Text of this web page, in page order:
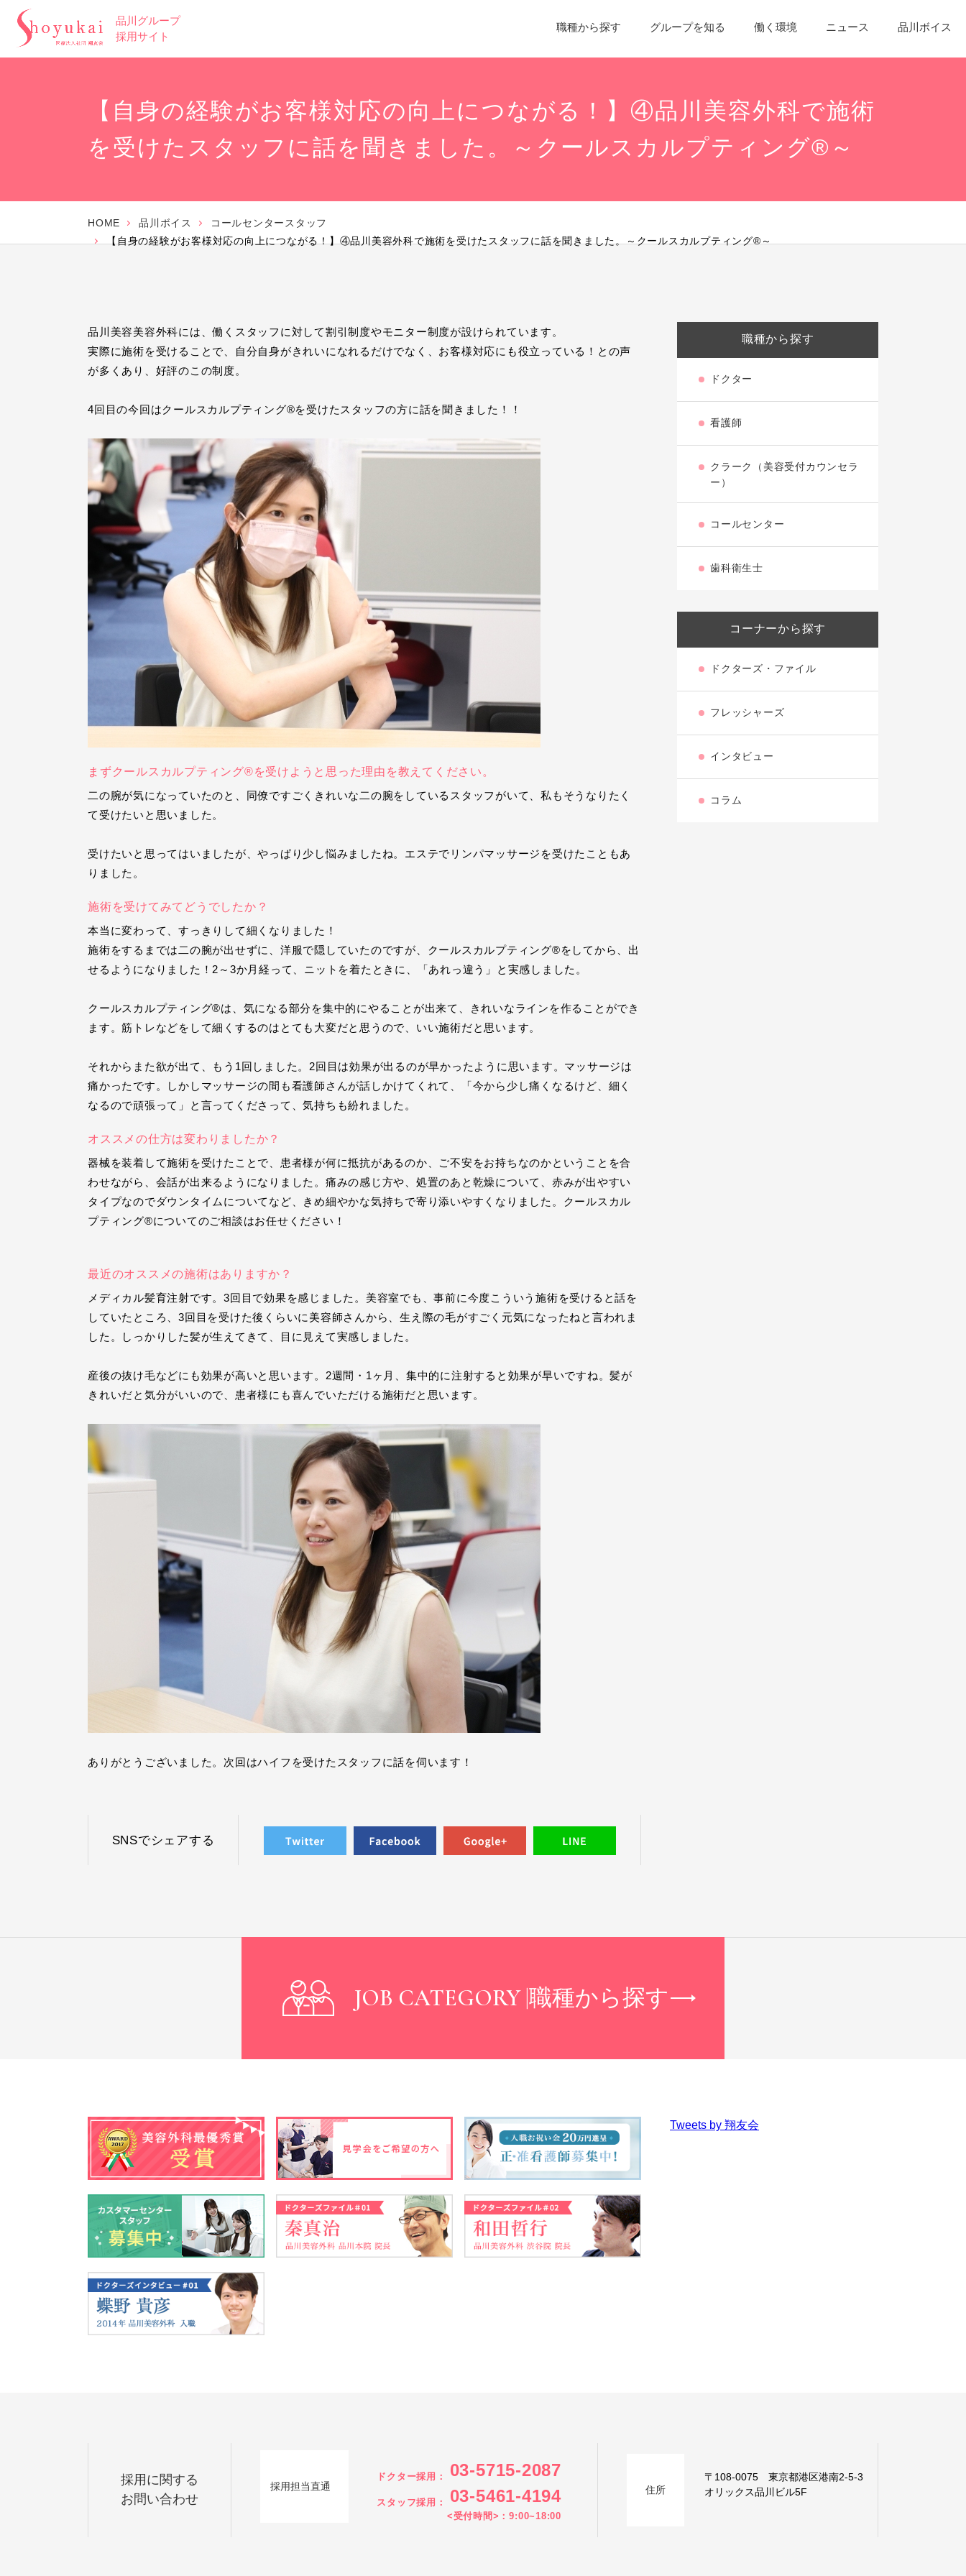
品川グループ
採用サイト
職種から探す グループを知る 働く環境 ニュース 品川ボイス
【自身の経験がお客様対応の向上につながる！】④品川美容外科で施術
を受けたスタッフに話を聞きました。～クールスカルプティング®～
HOME 品川ボイス
コールセンタースタッフ
【自身の経験がお客様対応の向上につながる！】④品川美容外科で施術を受けたスタッフに話を聞きました。～クールスカルプティング®～
品川美容美容外科には、働くスタッフに対して割引制度やモニター制度が設けられています。
実際に施術を受けることで、自分自身がきれいになれるだけでなく、お客様対応にも役立っている！との声
が多くあり、好評のこの制度。
4回目の今回はクールスカルプティング®を受けたスタッフの方に話を聞きました！！
まずクールスカルプティング®を受けようと思った理由を教えてください。
二の腕が気になっていたのと、同僚ですごくきれいな二の腕をしているスタッフがいて、私もそうなりたく
て受けたいと思いました。
受けたいと思ってはいましたが、やっぱり少し悩みましたね。エステでリンパマッサージを受けたこともあ
りました。
施術を受けてみてどうでしたか？
本当に変わって、すっきりして細くなりました！
施術をするまでは二の腕が出せずに、洋服で隠していたのですが、クールスカルプティング®をしてから、出
せるようになりました！2～3か月経って、ニットを着たときに、「あれっ違う」と実感しました。
クールスカルプティング®は、気になる部分を集中的にやることが出来て、きれいなラインを作ることができ
ます。筋トレなどをして細くするのはとても大変だと思うので、いい施術だと思います。
それからまた欲が出て、もう1回しました。2回目は効果が出るのが早かったように思います。マッサージは
痛かったです。しかしマッサージの間も看護師さんが話しかけてくれて、「今から少し痛くなるけど、細く
なるので頑張って」と言ってくださって、気持ちも紛れました。
オススメの仕方は変わりましたか？
器械を装着して施術を受けたことで、患者様が何に抵抗があるのか、ご不安をお持ちなのかということを合
わせながら、会話が出来るようになりました。痛みの感じ方や、処置のあと乾燥について、赤みが出やすい
タイプなのでダウンタイムについてなど、きめ細やかな気持ちで寄り添いやすくなりました。クールスカル
プティング®についてのご相談はお任せください！
最近のオススメの施術はありますか？
メディカル髪育注射です。3回目で効果を感じました。美容室でも、事前に今度こういう施術を受けると話を
していたところ、3回目を受けた後くらいに美容師さんから、生え際の毛がすごく元気になったねと言われま
した。しっかりした髪が生えてきて、目に見えて実感しました。
産後の抜け毛などにも効果が高いと思います。2週間・1ヶ月、集中的に注射すると効果が早いですね。髪が
きれいだと気分がいいので、患者様にも喜んでいただける施術だと思います。
ありがとうございました。次回はハイフを受けたスタッフに話を伺います！
SNSでシェアする
職種から探す
ドクター
看護師
クラーク（美容受付カウンセラ
ー）
コールセンター
歯科衛生士
コーナーから探す
ドクターズ・ファイル
フレッシャーズ
インタビュー
コラム
JOB CATEGORY |職種から探す
Tweets by 翔友会
採用に関する
お問い合わせ
採用担当直通
ドクター採用： 03-5715-2087
スタッフ採用： 03-5461-4194
<受付時間>：9:00~18:00
住所
〒108-0075 東京都港区港南2-5-3
オリックス品川ビル5F